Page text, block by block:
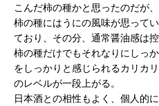
こんだ柿の種かと思ったのだが
柿の種にはうにの風味が思って
ており、その分、通常醤油感は控
柿の種だけでもそれなりにしっ
をしっかりと感じられるカリカ
のレベルが一段上がる。
日本酒との相性もよく、個人的